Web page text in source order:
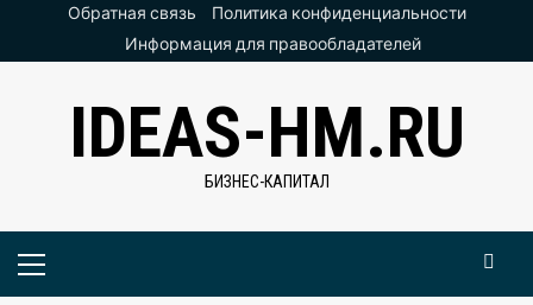
ПерейтиОбратная связь
Политика конфиденциальности
Информация для правообладателей
IDEAS-HM.RU
БИЗНЕС-КАПИТАЛ
Основное